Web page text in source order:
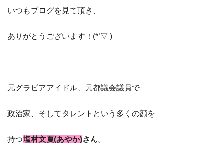
いつもブログを見て頂き、
ありがとうございます！(*’▽’)
元グラビアアイドル、元都議会議員で
政治家、そしてタレントという多くの顔を
持つ塩村文夏(あやか)さん。